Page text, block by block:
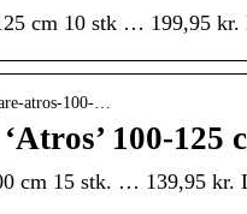
cm 10 stk … 199,95
atros-100-…
100-125
cm 15 stk. … 139,95 kr.